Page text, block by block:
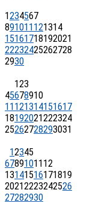
1234567
891011 121314
15161718192021
22232425262728
2930
123
45678910
11 121314151617
18192021222324
25262728293031
12345
67891011 12
13141516171819
20212223242526
27282930